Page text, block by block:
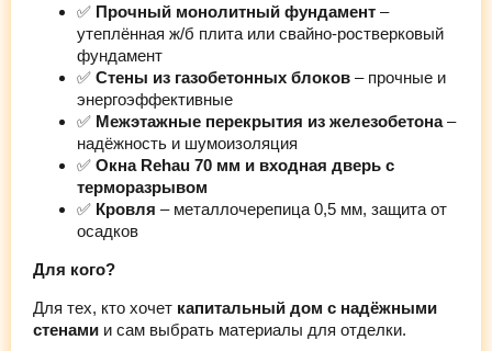
✅ Прочный монолитный фундамент –
утеплённая ж/б плита или свайно-ростверковый
фундамент
✅ Стены из газобетонных блоков – прочные и
энергоэффективные
✅ Межэтажные перекрытия из железобетона–
надёжность и шумоизоляция
✅ Окна Rehau 70 мм и входная дверь с
терморазрывом
✅ Кровля – металлочерепица 0,5 мм, защита от
осадков
Для кого?
Для тех, кто хочет капитальный дом с надёжными
стенами и сам выбрать материалы для отделки.